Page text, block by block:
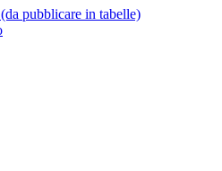
pubblicare in tabelle)